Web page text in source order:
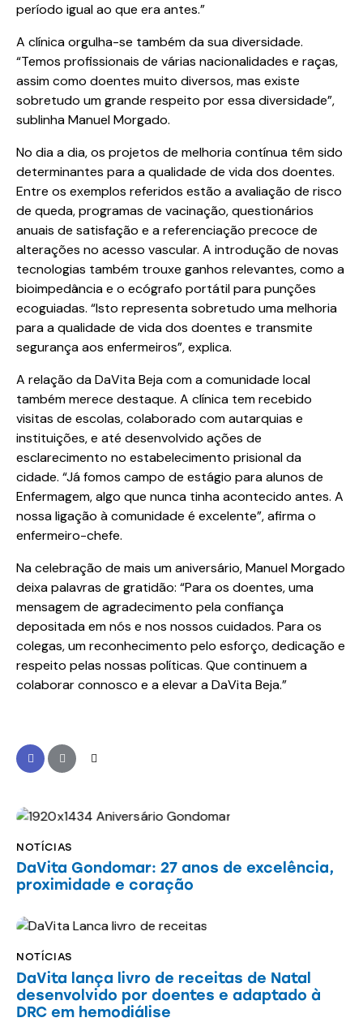
período igual ao que era antes.”
A clínica orgulha-se também da sua diversidade.
“Temos profissionais de várias nacionalidades e raças,
assim como doentes muito diversos, mas existe
sobretudo um grande respeito por essa diversidade”,
sublinha Manuel Morgado.
No dia a dia, os projetos de melhoria contínua têm sido
determinantes para a qualidade de vida dos doentes.
Entre os exemplos referidos estão a avaliação de risco
de queda, programas de vacinação, questionários
anuais de satisfação e a referenciação precoce de
alterações no acesso vascular. A introdução de novas
tecnologias também trouxe ganhos relevantes, como a
bioimpedância e o ecógrafo portátil para punções
ecoguiadas. “Isto representa sobretudo uma melhoria
para a qualidade de vida dos doentes e transmite
segurança aos enfermeiros”, explica.
A relação da DaVita Beja com a comunidade local
também merece destaque. A clínica tem recebido
visitas de escolas, colaborado com autarquias e
instituições, e até desenvolvido ações de
esclarecimento no estabelecimento prisional da
cidade. “Já fomos campo de estágio para alunos de
Enfermagem, algo que nunca tinha acontecido antes. A
nossa ligação à comunidade é excelente”, afirma o
enfermeiro-chefe.
Na celebração de mais um aniversário, Manuel Morgado
deixa palavras de gratidão: “Para os doentes, uma
mensagem de agradecimento pela confiança
depositada em nós e nos nossos cuidados. Para os
colegas, um reconhecimento pelo esforço, dedicação e
respeito pelas nossas políticas. Que continuem a
colaborar connosco e a elevar a DaVita Beja.”
NOTÍCIAS
DaVita Gondomar: 27 anos de excelência,
proximidade e coração
NOTÍCIAS
DaVita lança livro de receitas de Natal
desenvolvido por doentes e adaptado à
DRC em hemodiálise